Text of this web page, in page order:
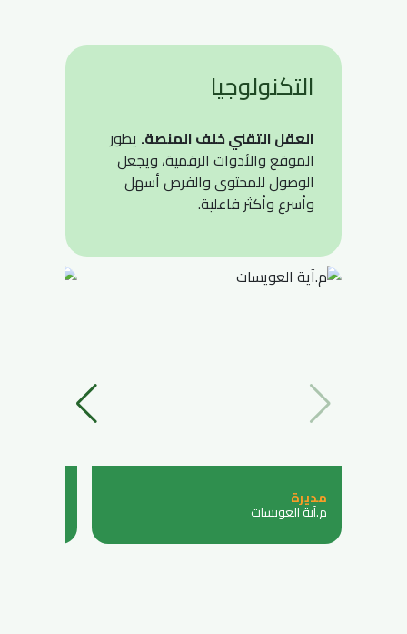
التكنولوجيا
العقل التقني خلف المنصة. يطور
الموقع والأدوات الرقمية، ويجعل
الوصول للمحتوى والفرص أسهل
وأسرع وأكثر فاعلية.
مديرة
م.آية العويسات